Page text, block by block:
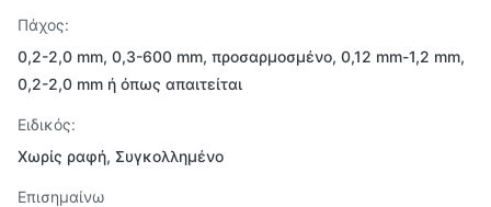
Πάχος:
0,2-2,0 mm, 0,3-600 mm, προσαρμοσμένο, 0,12 mm-1,2 mm,
0,2-2,0 mm ή όπως απαιτείται
Ειδικός:
Χωρίς ραφή, Συγκολλημένο
Επισημαίνω